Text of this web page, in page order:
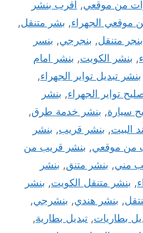
من موقعي, اقرب بنشر
موقعي الجهراء, بشر متنقل,
بنجر متنقل, بنجرجي, بنسر
, بنشر الكويت, بنشر امام
بنشر تبديل تواير الجهراء,
تواير الجهراء, بنشر
سيارة, بنشر خدمة طرق,
البيت, بنشر قريب, بنشر
من موقعي, بنشر قريب من
مني, بنشر متنق, بنشر
, بنشر متنقل الكويت, بنشر
, بنشر هندي, بنشرجي,
بطاريات, تبديل بطارية,